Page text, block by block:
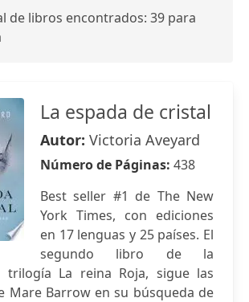
de libros encontrados: 39 para
La espada de cristal
Autor: Victoria Aveyard
Número de Páginas: 438
Best seller #1 de The New
York Times, con ediciones
en 17 lenguas y 25 países. El
segundo libro de la
trilogía La reina Roja, sigue las
Mare Barrow en su búsqueda de